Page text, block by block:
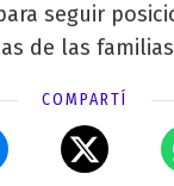
seguir
de las
COMPARTÍ